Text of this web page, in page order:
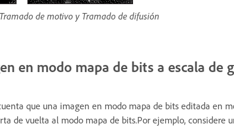
de motivo y Tramado de difusión
en modo mapa de bits a escala de
que una imagen en modo mapa de bits editada en
de vuelta al modo mapa de bits.Por ejemplo, considere